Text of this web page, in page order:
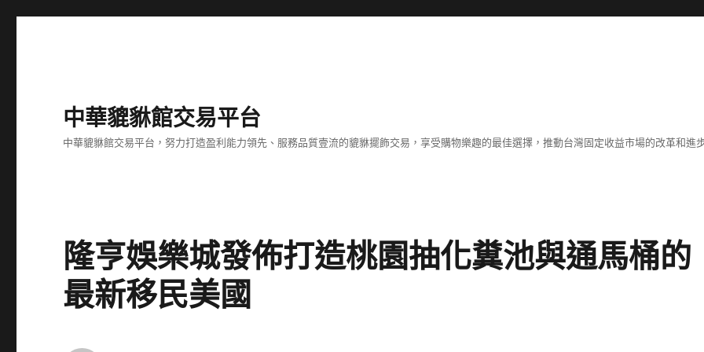
中華貔貅館交易平台
中華貔貅館交易平台，努力打造盈利能力領先、服務品質壹流的貔貅擺飾交易，享受購物樂趣的最佳選擇，推動台灣固定收益市場的改革和進
隆亨娛樂城發佈打造桃園抽化糞池與通馬桶的
最新移民美國